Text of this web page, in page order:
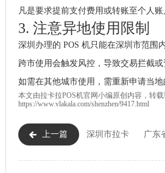
凡是要求提前支付费用或转账至个人
3. 注意异地使用限制
深圳办理的 POS 机只能在深圳市范围
跨市使用会触发风控，导致交易拦截
如需在其他城市使用，需重新申请当地
本文由拉卡拉POS机官网小编原创内容，转
https://www.vlakala.com/shenzhen/9417.html
上一篇 深圳市拉卡 广东